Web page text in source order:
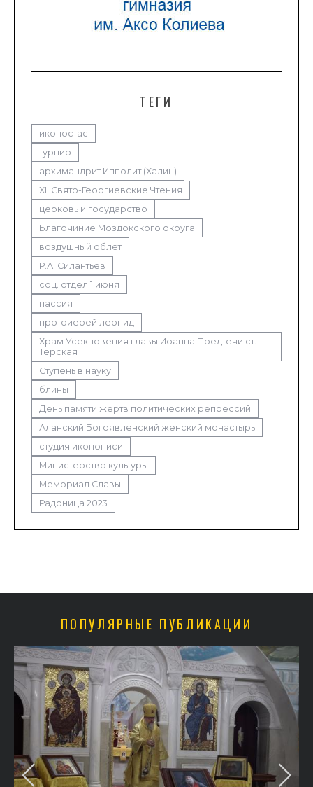
ТЕГИ
иконостас
турнир
архимандрит Ипполит (Халин)
XII Свято-Георгиевские Чтения
церковь и государство
Благочиние Моздокского округа
воздушный облет
Р.А. Силантьев
соц. отдел 1 июня
пассия
протоиерей леонид
Храм Усекновения главы Иоанна Предтечи ст.
Терская
Ступень в науку
блины
День памяти жертв политических репрессий
Аланский Богоявленский женский монастырь
студия иконописи
Министерство культуры
Мемориал Славы
Радоница 2023
ПОПУЛЯРНЫЕ ПУБЛИКАЦИИ